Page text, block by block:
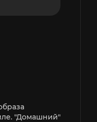
"Домашний"